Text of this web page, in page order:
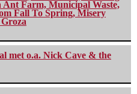
Farm, Municipal Waste,
Fall To Spring, Misery
met o.a. Nick Cave & the